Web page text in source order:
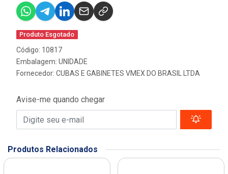
Produto Esgotado
Código: 10817
Embalagem: UNIDADE
Fornecedor: CUBAS E GABINETES VMEX DO BRASIL LTDA
Avise-me quando chegar
Produtos Relacionados